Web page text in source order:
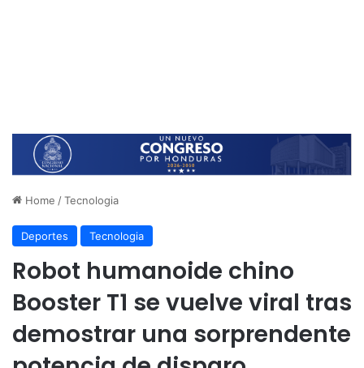
Home /Tecnologia
Deportes Tecnologia
Robot humanoide chino
Booster T1 se vuelve viral tras
demostrar una sorprendente